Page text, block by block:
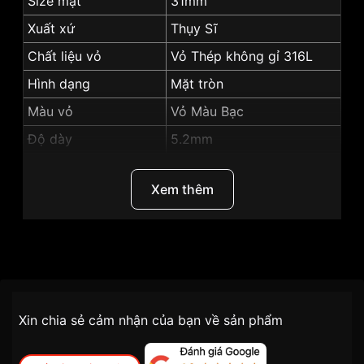
Xuất xứ
Thụy Sĩ
Chất liệu vỏ
Vỏ Thép không gỉ 316L
Hình dạng
Mặt tròn
Màu vỏ
Vỏ Màu Bạc
Độ dày
5.2mm
màu trắng
Những sản phẩm tương tự"Tissot 31mm Nữ
T063.209.16.038.00":
Xem thêm
Đối tượng sử dụng Nữ
tiện lợi –
nhanh chóng – minh bạch
Xin chia sẻ cảm nhận của bạn về sản phẩm